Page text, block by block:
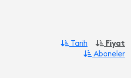
Tarih
Fiyat
Aboneler